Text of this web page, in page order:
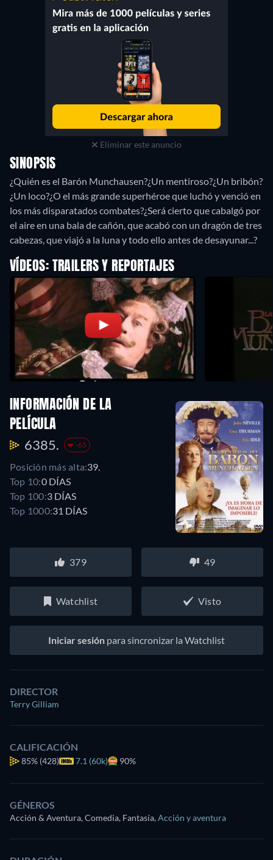
Eliminar este anuncio
SINOPSIS
¿Quién es el Barón Munchausen?¿Un mentiroso?¿Un bribón?
¿Un loco?¿O el más grande superhéroe que luchó y venció en
los más disparatados combates?¿Será cierto que cabalgó por
el aire en una bala de cañón, que acabó con un dragón de tres
cabezas, que viajó a la luna y todo ello antes de desayunar...?
VÍDEOS: TRAILERS Y REPORTAJES
INFORMACIÓN DE LA
PELÍCULA
6385. -65
Posición más alta:39.
Top 10:0 DÍAS
Top 100:3 DÍAS
Top 1000:31 DÍAS
379 49
Watchlist Visto
Iniciar sesión para sincronizar la Watchlist
DIRECTOR
Terry Gilliam
CALIFICACIÓN
85% (428) 7.1 (60k) 90%
GÉNEROS
Acción & Aventura, Comedia, Fantasía,Acción y aventura